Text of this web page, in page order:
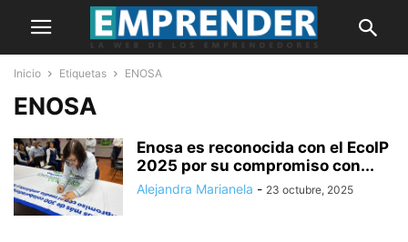
Inicio Etiquetas ENOSA
ENOSA
Enosa es reconocida con el EcoIP
2025 por su compromiso con...
Alejandra Marianela - 23 octubre, 2025